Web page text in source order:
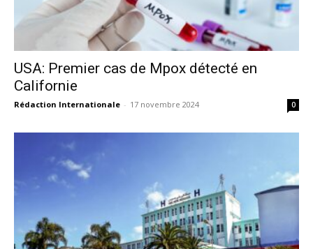
USA: Premier cas de Mpox détecté en
Californie
Rédaction Internationale - 17 novembre 2024 0